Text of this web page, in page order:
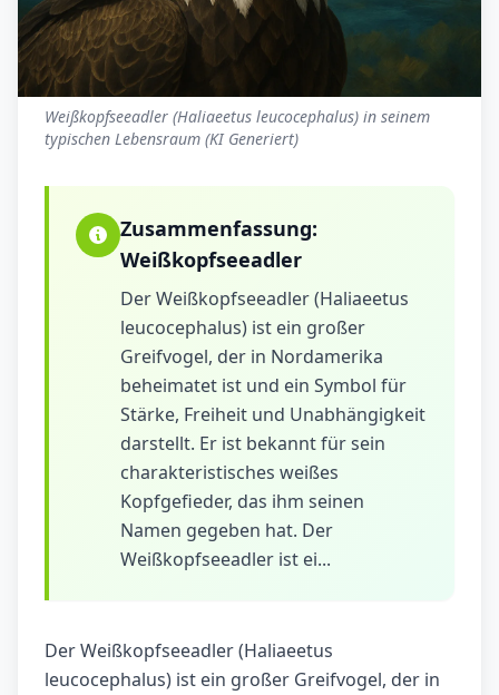
Weißkopfseeadler (Haliaeetus leucocephalus) in seinem
typischen Lebensraum (KI Generiert)
Zusammenfassung:
Weißkopfseeadler
Der Weißkopfseeadler (Haliaeetus
leucocephalus) ist ein großer
Greifvogel, der in Nordamerika
beheimatet ist und ein Symbol für
Stärke, Freiheit und Unabhängigkeit
darstellt. Er ist bekannt für sein
charakteristisches weißes
Kopfgefieder, das ihm seinen
Namen gegeben hat. Der
Weißkopfseeadler ist ei...
Der Weißkopfseeadler (Haliaeetus
leucocephalus) ist ein großer Greifvogel, der in